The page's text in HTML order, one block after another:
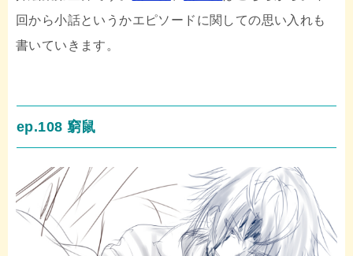
c
e
o
o
t
r
n
回から小話というかエピソードに関しての思い入れも
書いていきます。
ep.108 窮鼠